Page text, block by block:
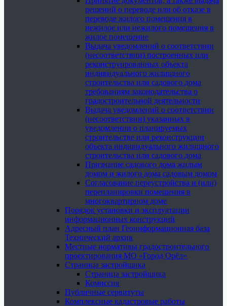
решений о переводе или об отказе в
переводе жилого помещения в
нежилое или нежилого помещения в
жилое помещение
Выдача уведомлений о соответствии
(несоответствии) построенных или
реконструированных объекта
индивидуального жилищного
строительства или садового дома
требованиям законодательства о
градостроительной деятельности
Выдача уведомлений о соответствии
(несоответствии) указанных в
уведомлении о планируемых
строительстве или реконструкции
объекта индивидуального жилищного
строительства или садового дома
Признание садового дома жилым
домом и жилого дома садовым домом
Согласование переустройства и (или)
перепланировки помещения в
многоквартирном доме
Порядок установки и эксплуатации
информационных конструкций
Адресный план Геоинформационная база
Технический архив
Местные нормативы градостроительного
проектирования МО «Город Орёл»
Страница застройщика
Страница застройщика
Комиссия
Публичные сервитуты
Комплексные кадастровые работы